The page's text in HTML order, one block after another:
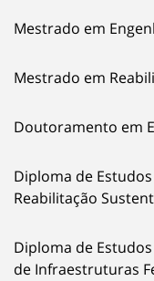
Mestrado em
Mestrado em
Doutoramento em
Diploma de
Reabilitação
Diploma de
de Infraestruturas